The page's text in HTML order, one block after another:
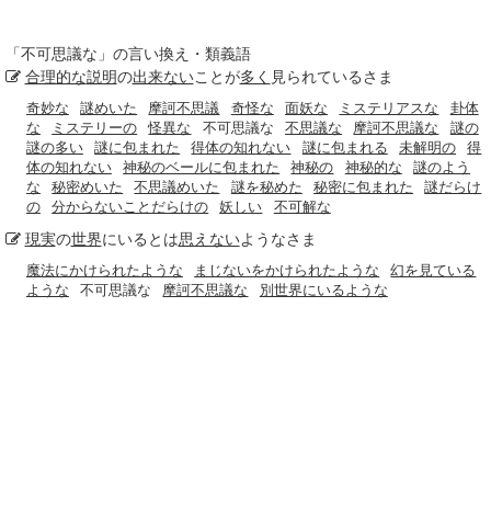
「不可思議な 」の言い換え・類義語
合理的な説明の出来ないことが多く 見られているさま
奇妙な 謎めいた 摩訶不思議 奇怪な 面妖な ミステリアスな
卦体
な
ミステリーの 怪異な 不可思議な 不思議な 摩訶不思議な
謎の
謎の多い
謎に包まれた 得体の知れない 謎に包まれる 未解明の
得
体の知れない
神秘のベールに包まれた 神秘の 神秘的な
謎のよう
な
秘密めいた 不思議めいた 謎を秘めた 秘密に包まれた
謎だらけ
の
分からないことだらけの 妖しい 不可解な
現実の世界にいるとは思えないようなさま
魔法にかけられたような まじないをかけられたような
幻を見ている
ような
不可思議な 摩訶不思議な 別世界にいるような